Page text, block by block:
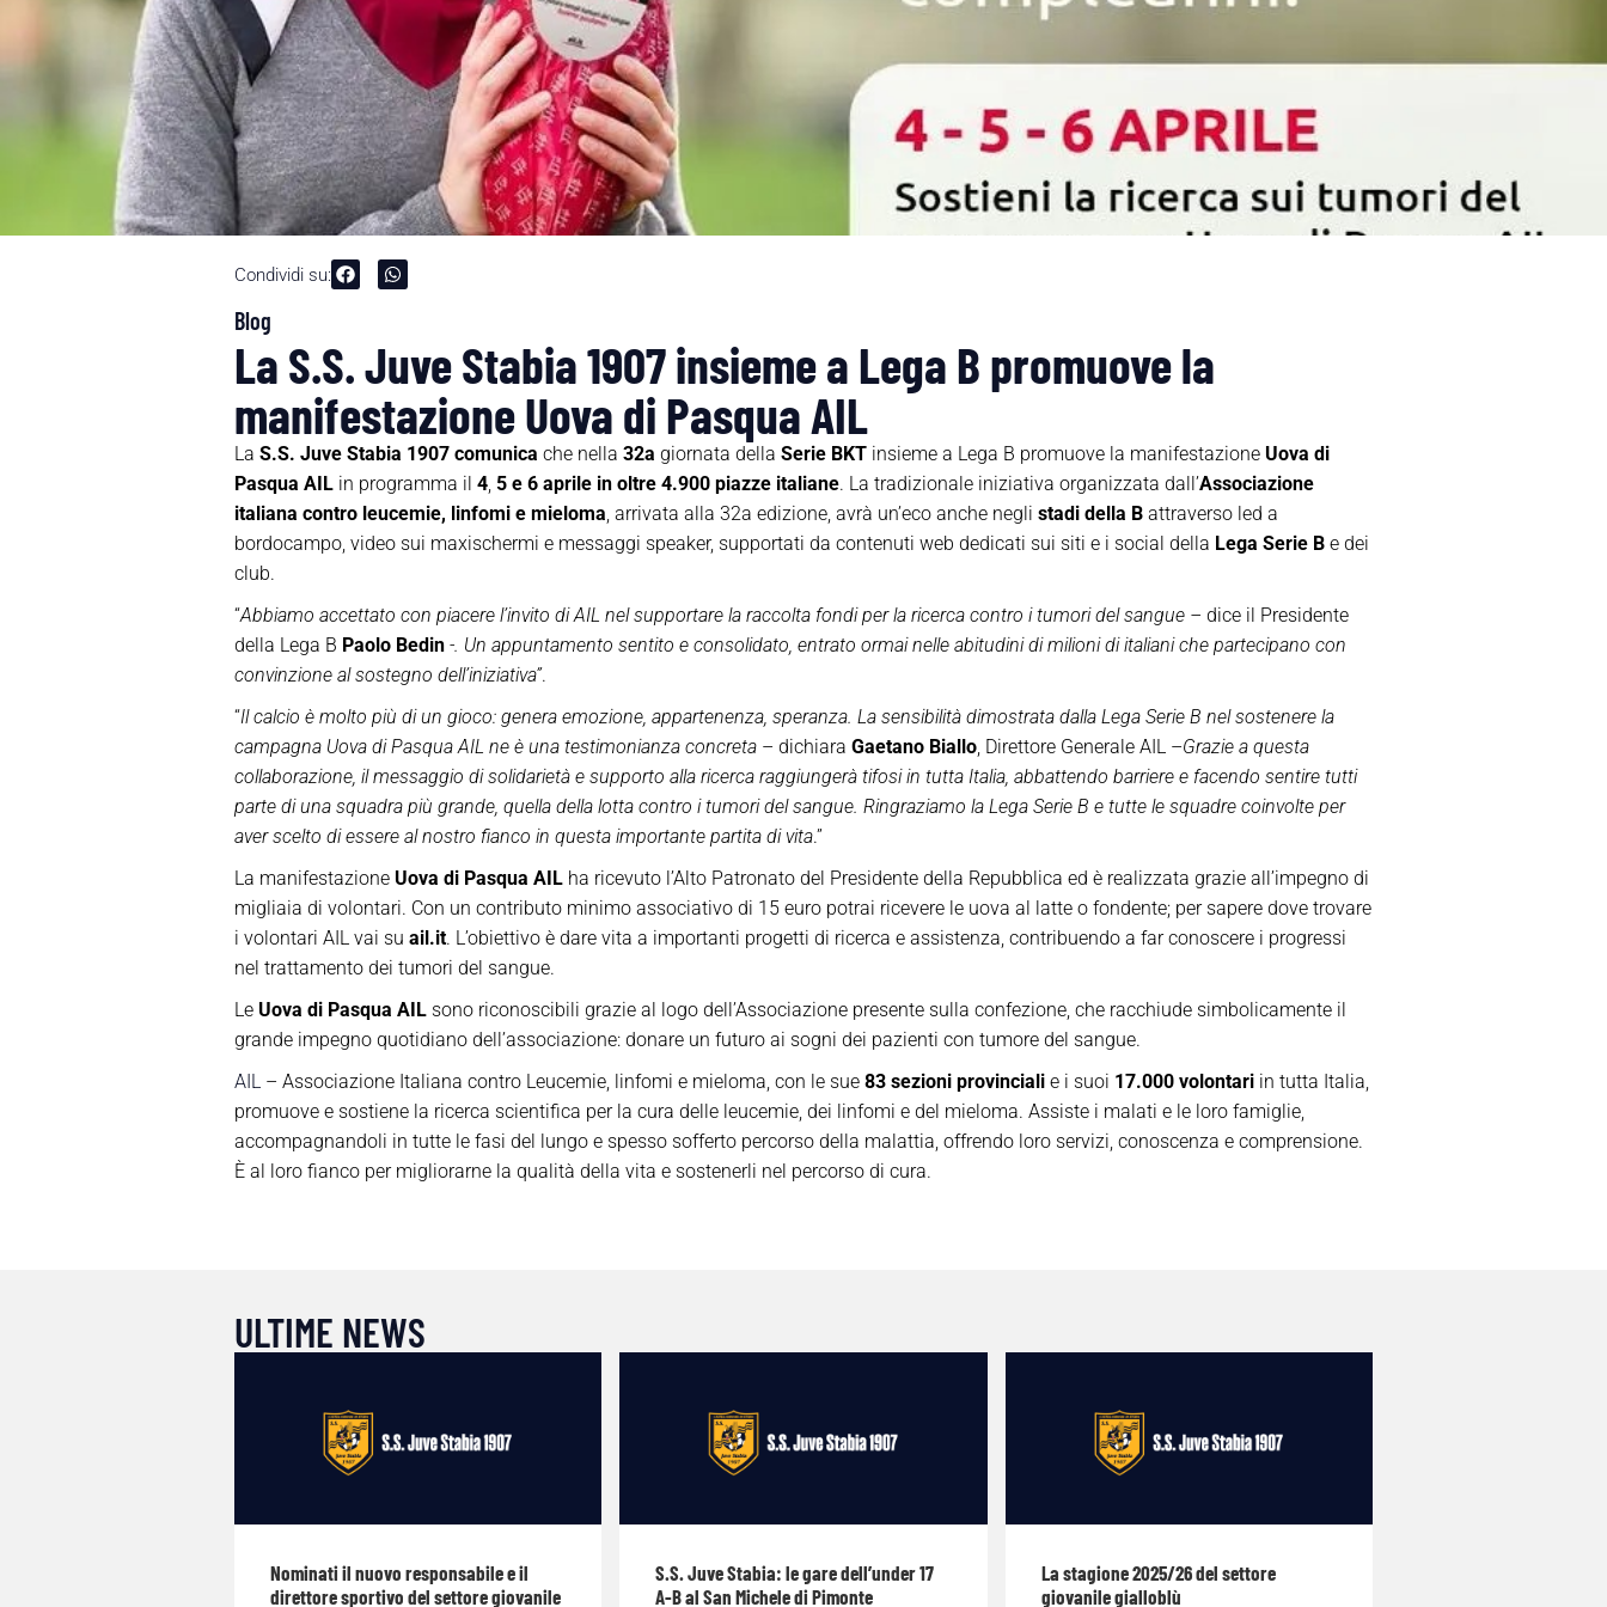
Condividi su:
Blog
La S.S. Juve Stabia 1907 insieme a Lega B promuove la
manifestazione Uova di Pasqua AIL
La S.S. Juve Stabia 1907 comunica che nella 32a giornata della Serie BKTinsieme a Lega B promuove la manifestazione Uova di
Pasqua AILin programma il 4,5 e 6 aprile in oltre 4.900 piazze italiane. La tradizionale iniziativa organizzata dall’Associazione
italiana contro leucemie, linfomi e mieloma, arrivata alla 32a edizione, avrà un’eco anche negli stadi della Battraverso led a
bordocampo, video sui maxischermi e messaggi speaker, supportati da contenuti web dedicati sui siti e i social della Lega Serie Be dei
club.
“Abbiamo accettato con piacere l’invito di AIL nel supportare la raccolta fondi per la ricerca contro i tumori del sangue – dice il Presidente
della Lega B Paolo Bedin-. Un appuntamento sentito e consolidato, entrato ormai nelle abitudini di milioni di italiani che partecipano con
convinzione al sostegno dell’iniziativa”.
“Il calcio è molto più di un gioco: genera emozione, appartenenza, speranza. La sensibilità dimostrata dalla Lega Serie B nel sostenere la
campagna Uova di Pasqua AIL ne è una testimonianza concreta– dichiara Gaetano Biallo, Direttore Generale AIL –Grazie a questa
collaborazione, il messaggio di solidarietà e supporto alla ricerca raggiungerà tifosi in tutta Italia, abbattendo barriere e facendo sentire tutti
parte di una squadra più grande, quella della lotta contro i tumori del sangue. Ringraziamo la Lega Serie B e tutte le squadre coinvolte per
aver scelto di essere al nostro fianco in questa importante partita di vita.”
La manifestazione Uova di Pasqua AILha ricevuto l’Alto Patronato del Presidente della Repubblica ed è realizzata grazie all’impegno di
migliaia di volontari. Con un contributo minimo associativo di 15 euro potrai ricevere le uova al latte o fondente; per sapere dove trovare
i volontari AIL vai su ail.it. L’obiettivo è dare vita a importanti progetti di ricerca e assistenza, contribuendo a far conoscere i progressi
nel trattamento dei tumori del sangue.
Le Uova di Pasqua AILsono riconoscibili grazie al logo dell’Associazione presente sulla confezione, che racchiude simbolicamente il
grande impegno quotidiano dell’associazione: donare un futuro ai sogni dei pazienti con tumore del sangue.
AIL– Associazione Italiana contro Leucemie, linfomi e mieloma, con le sue 83 sezioni provincialie i suoi 17.000 volontariin tutta Italia,
promuove e sostiene la ricerca scientifica per la cura delle leucemie, dei linfomi e del mieloma. Assiste i malati e le loro famiglie,
accompagnandoli in tutte le fasi del lungo e spesso sofferto percorso della malattia, offrendo loro servizi, conoscenza e comprensione.
È al loro fianco per migliorarne la qualità della vita e sostenerli nel percorso di cura.
ULTIME NEWS
Nominati il nuovo responsabile e il
direttore sportivo del settore giovanile
S.S. Juve Stabia: le gare dell’under 17
A-B al San Michele di Pimonte
La stagione 2025/26 del settore
giovanile gialloblù